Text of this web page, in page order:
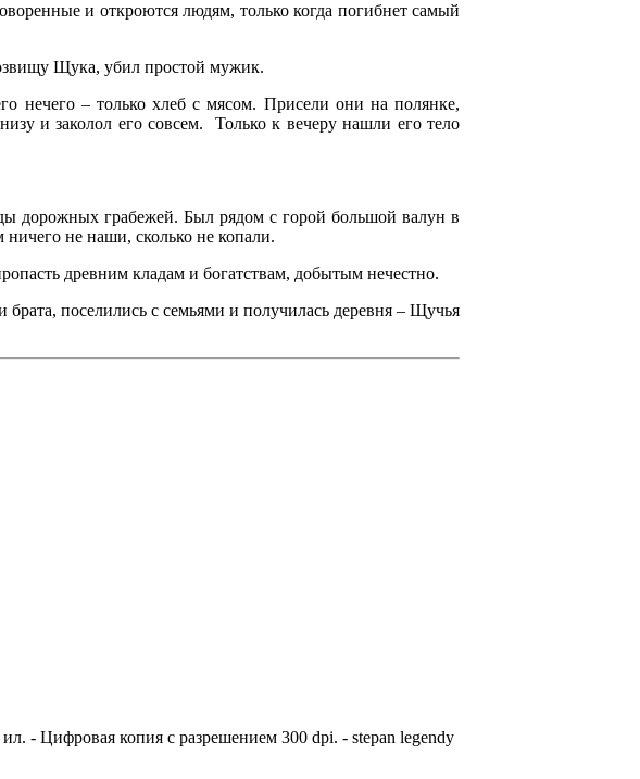
и откроются людям, только когда погибнет самый
Щука, убил простой мужик.
нечего – только хлеб с мясом. Присели они на полянке,
и заколол его совсем. Только к вечеру нашли его тело
дорожных грабежей. Был рядом с горой большой валун в
ничего не наши, сколько не копали.
древним кладам и богатствам, добытым нечестно.
поселились с семьями и получилась деревня – Щучья
- Цифровая копия с разрешением 300 dpi. - stepan legendy